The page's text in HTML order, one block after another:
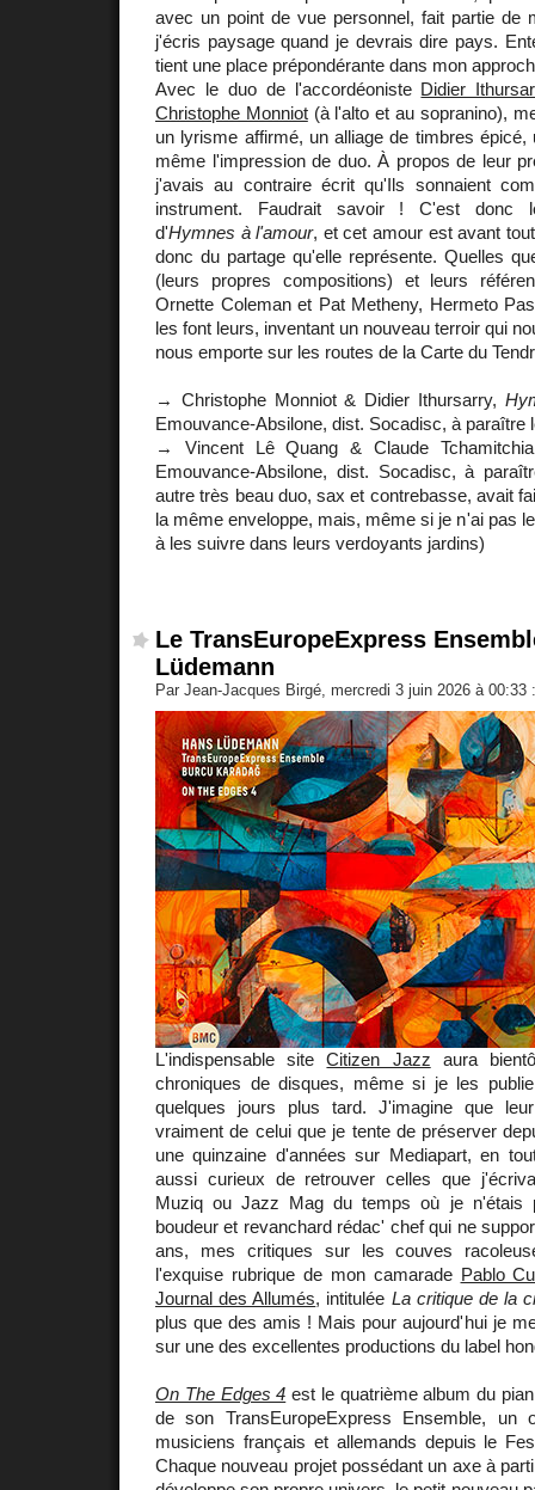
avec un point de vue personnel, fait partie de
j'écris paysage quand je devrais dire pays.
tient une place prépondérante dans mon
Avec le duo de l'accordéoniste Didier
Christophe Monniot(à l'alto et au sopranino),
un lyrisme affirmé, un alliage de timbres
même l'impression de duo. À propos de leur
j'avais au contraire écrit qu'Ils sonnaient
instrument. Faudrait savoir ! C'est donc
d'Hymnes à l'amour, et cet amour est avant
donc du partage qu'elle représente. Quelles
(leurs propres compositions) et leurs
Ornette Coleman et Pat Metheny, Hermeto
les font leurs, inventant un nouveau terroir qui
nous emporte sur les routes de la Carte du
→ Christophe Monniot & Didier Ithursarry,
Emouvance-Absilone, dist. Socadisc, à paraître
→ Vincent Lê Quang & Claude
Emouvance-Absilone, dist. Socadisc, à
autre très beau duo, sax et contrebasse, avait
la même enveloppe, mais, même si je n'ai pas
à les suivre dans leurs verdoyants jardins)
Le TransEuropeExpress
Lüdemann
Par Jean-Jacques Birgé, mercredi 3 juin 2026 à 00:33
L'indispensable siteCitizen Jazz aura
chroniques de disques, même si je les
quelques jours plus tard. J'imagine que
vraiment de celui que je tente de préserver
une quinzaine d'années sur Mediapart, en
aussi curieux de retrouver celles que
Muziq ou Jazz Mag du temps où je n'étais
boudeur et revanchard rédac' chef qui ne
ans, mes critiques sur les couves
l'exquise rubrique de mon camarade Pablo
Journal des Allumés, intitulée La critique de la
plus que des amis ! Mais pour aujourd'hui je
sur une des excellentes productions du label
On The Edges 4 est le quatrième album du
de son TransEuropeExpress Ensemble, un
musiciens français et allemands depuis le
Chaque nouveau projet possédant un axe à